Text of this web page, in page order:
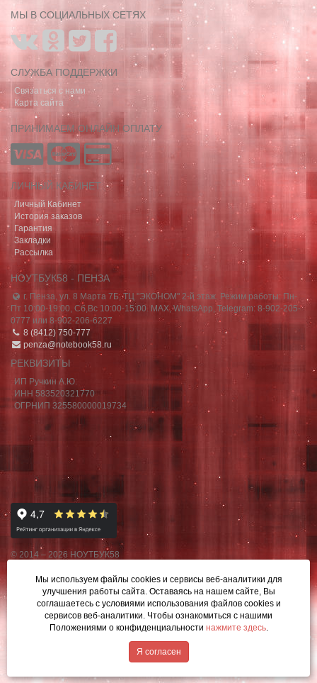
МЫ В СОЦИАЛЬНЫХ СЕТЯХ
СЛУЖБА ПОДДЕРЖКИ
Связаться с нами
Карта сайта
ПРИНИМАЕМ ОНЛАЙН ОПЛАТУ
ЛИЧНЫЙ КАБИНЕТ
Личный Кабинет
История заказов
Гарантия
Закладки
Рассылка
НОУТБУК58 - ПЕНЗА
г. Пенза, ул. 8 Марта 7Б, ТЦ "ЭКОНОМ" 2-й этаж. Режим работы: Пн-
Пт 10:00-19:00, Сб,Вс 10:00-15:00. MAX, WhatsApp, Telegram: 8-902-205-
0777 или 8-902-206-6227
8 (8412) 750-777
penza@notebook58.ru
РЕКВИЗИТЫ
ИП Ручкин А.Ю.
ИНН 583520321770
ОГРНИП 325580000019734
© 2014 – 2026 НОУТБУК58
Данный сайт носит исключительно информационный характер,
материалы и цены на сайте не являются публичной офертой,
определяемой Ст.437 ГК РФ.
Написать в MAX
Мы используем файлы cookies и сервисы веб-аналитики для
улучшения работы сайта. Оставаясь на нашем сайте, Вы
соглашаетесь с условиями использования файлов cookies и
сервисов веб-аналитики. Чтобы ознакомиться с нашими
Положениями о конфиденциальности нажмите здесь.
Я согласен